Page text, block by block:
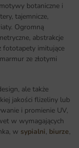
botaniczne i
tajemnicze,
Ogromną
abstrakcje
fototapety imitujące
ze złotymi
ale także
jakości flizeliny lub
i promienie UV,
w wymagających
w sypialni, biurze,